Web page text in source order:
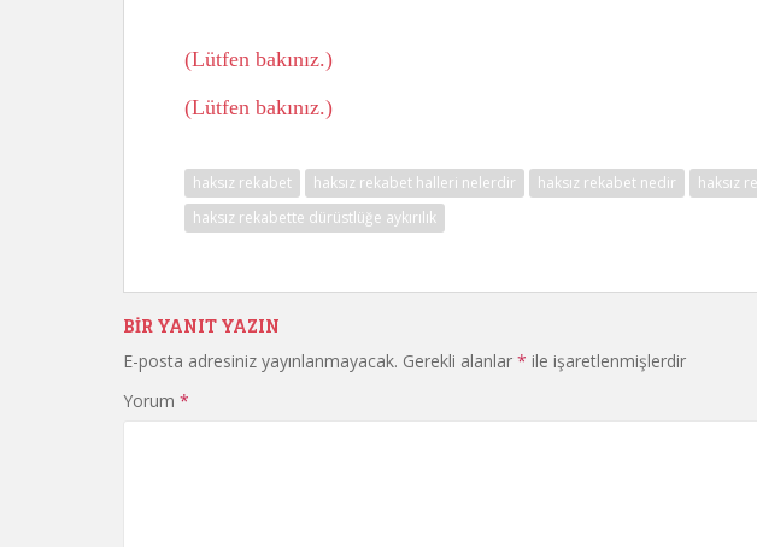
Hukuk
(Lütfen bakınız.)
(Lütfen bakınız.)
haksız rekabet haksız rekabet halleri nelerdir haksız rekabet nedir
haksız
haksız rekabette dürüstlüğe aykırılık
BIR YANIT YAZIN
E-posta adresiniz yayınlanmayacak. Gerekli alanlar * ile işaretlenmişlerdir
Yorum *